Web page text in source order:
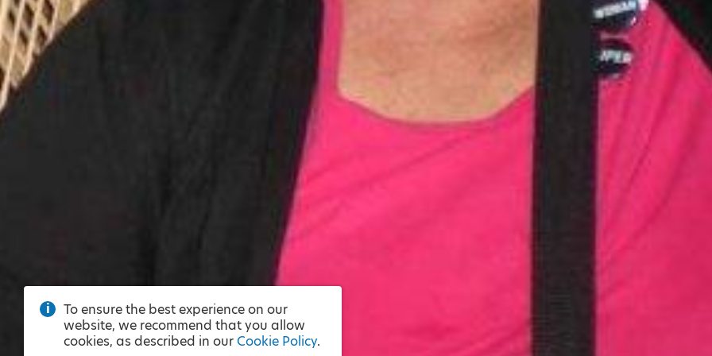
To ensure the best experience on our
website, we recommend that you allow
cookies, as described in our Cookie Policy.